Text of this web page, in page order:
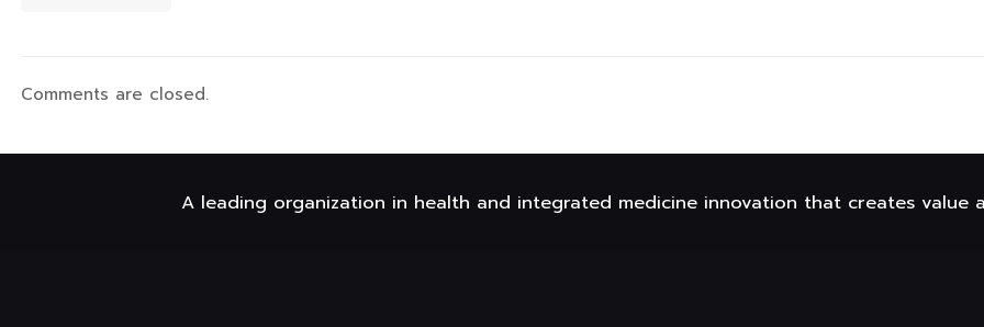
Comments are closed.
A leading organization in health and integrated medicine innovation that creates value